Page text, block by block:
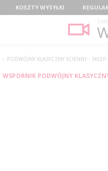
KOSZTY WYSYŁKI
› PODWÓJNY KLASYCZNY ŚCIENNY -
WSPORNIK PODWÓJNY